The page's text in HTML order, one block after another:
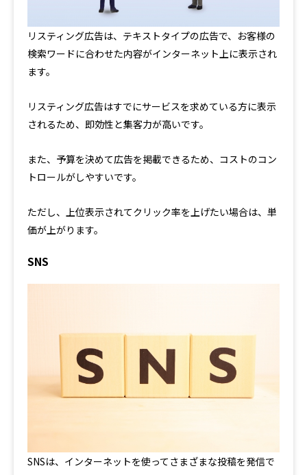
リスティング広告は、テキストタイプの広告で、お客様の
検索ワードに合わせた内容がインターネット上に表示され
ます。
リスティング広告はすでにサービスを求めている方に表示
されるため、即効性と集客力が高いです。
また、予算を決めて広告を掲載できるため、コストのコン
トロールがしやすいです。
ただし、上位表示されてクリック率を上げたい場合は、単
価が上がります。
SNS
SNSは、インターネットを使ってさまざまな投稿を発信で